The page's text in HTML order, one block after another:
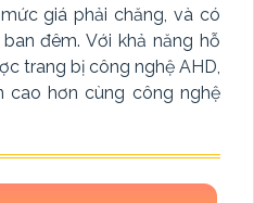
giá phải chăng, và có
đêm. Với khả năng hỗ
trang bị công nghệ AHD,
cao hơn cùng công nghệ